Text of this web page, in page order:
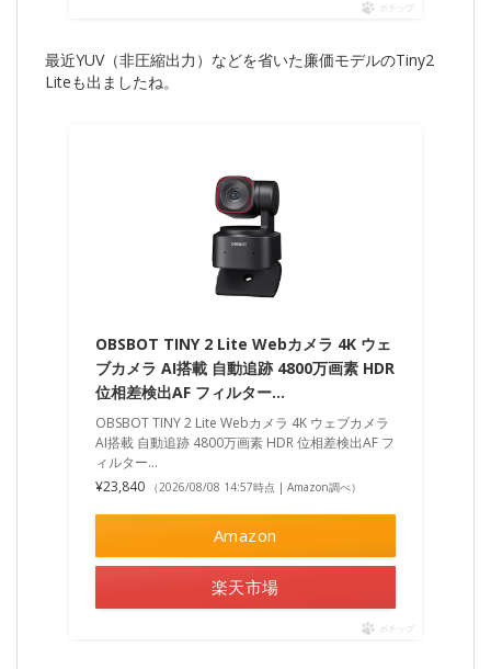
ポチップ
最近YUV（非圧縮出力）などを省いた廉価モデルのTiny2
Liteも出ましたね。
OBSBOT TINY 2 Lite Webカメラ 4K ウェ
ブカメラ AI搭載 自動追跡 4800万画素 HDR
位相差検出AF フィルター…
OBSBOT TINY 2 Lite Webカメラ 4K ウェブカメラ
AI搭載 自動追跡 4800万画素 HDR 位相差検出AF フ
ィルター…
¥23,840
（2026/08/08 14:57時点 | Amazon調べ）
Amazon
楽天市場
ポチップ